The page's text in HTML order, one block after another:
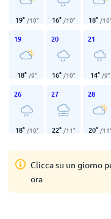
19° /10° 16° /10° 18° /10°
19
18° /9°
20
16° /10°
21
14° /9°
26
18° /10°
27
22° /11°
28
20° /11°
Clicca su un giorno
ora